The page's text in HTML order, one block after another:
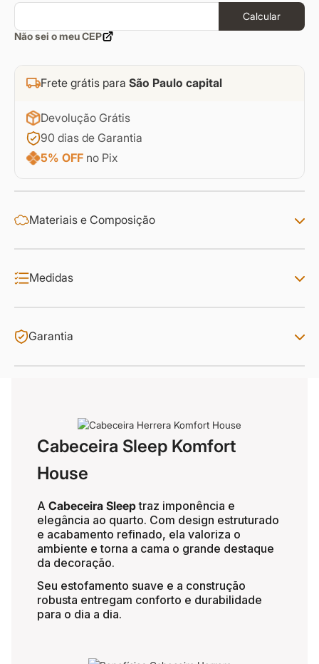
Calcular
Não sei o meu CEP
Frete grátis para São Paulo capital
Devolução Grátis
90 dias de Garantia
5% OFF no Pix
Materiais e Composição
Medidas
Garantia
Cabeceira Sleep Komfort
House
A Cabeceira Sleeptraz imponência e
elegância ao quarto. Com design estruturado
e acabamento refinado, ela valoriza o
ambiente e torna a cama o grande destaque
da decoração.
Seu estofamento suave e a construção
robusta entregam conforto e durabilidade
para o dia a dia.